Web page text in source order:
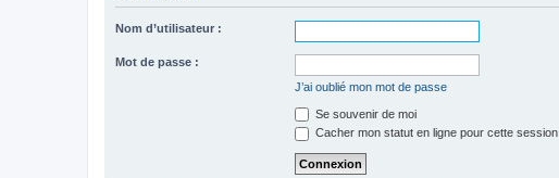
Nom d’utilisateur :
Mot de passe :
J’ai oublié mon mot de passe
Se souvenir de moi
Cacher mon statut en ligne pour cette session